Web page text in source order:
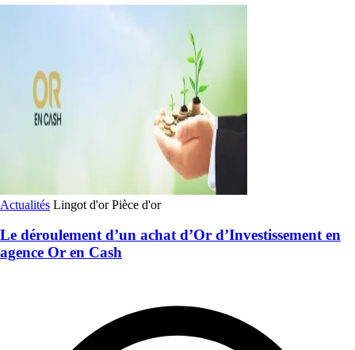
Actualités Lingot d'or Pièce d'or
Le déroulement d’un achat d’Or d’Investissement en
agence Or en Cash